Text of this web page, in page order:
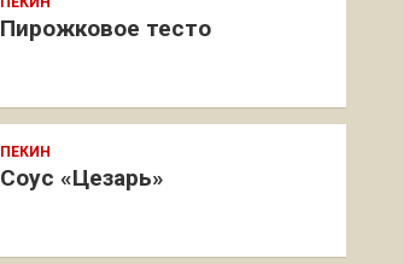
Пирожковое тесто
ПЕКИН
Соус «Цезарь»